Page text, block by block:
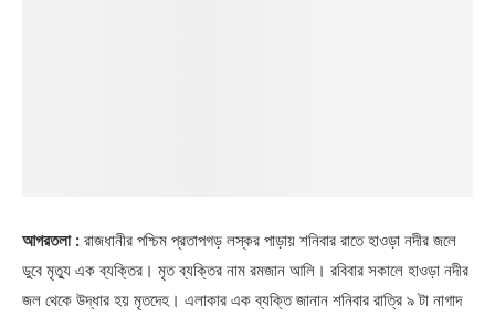
আগরতলা : রাজধানীর পশ্চিম প্রতাপগড় লস্কর পাড়ায় শনিবার রাতে হাওড়া নদীর জলে
ডুবে মৃত্যু এক ব্যক্তির। মৃত ব্যক্তির নাম রমজান আলি। রবিবার সকালে হাওড়া নদীর
জল থেকে উদ্ধার হয় মৃতদেহ। এলাকার এক ব্যক্তি জানান শনিবার রাত্রি ৯ টা নাগাদ